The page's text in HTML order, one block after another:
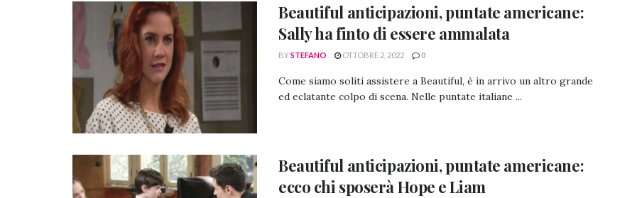
Beautiful anticipazioni, puntate americane:
Sally ha finto di essere ammalata
BYSTEFANO OTTOBRE 2, 2022 0
Come siamo soliti assistere a Beautiful, è in arrivo un altro grande
ed eclatante colpo di scena. Nelle puntate italiane ...
Beautiful anticipazioni, puntate americane:
ecco chi sposerà Hope e Liam